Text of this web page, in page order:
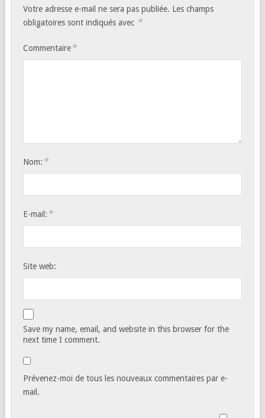
Votre adresse e-mail ne sera pas publiée. Les champs
obligatoires sont indiqués avec *
Commentaire*
Nom: *
E-mail: *
Site web:
Save my name, email, and website in this browser for the
next time I comment.
Prévenez-moi de tous les nouveaux commentaires par e-
mail.